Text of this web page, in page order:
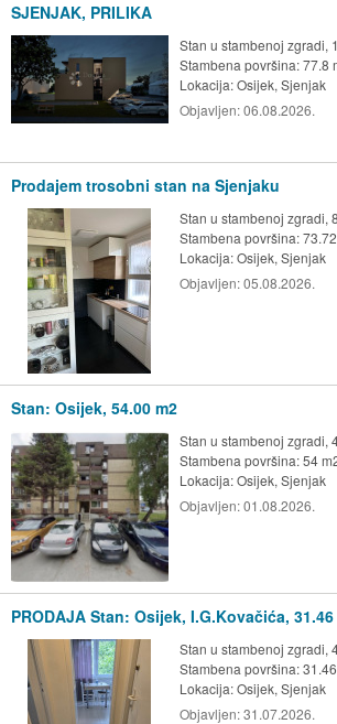
SJENJAK, PRILIKA
Stan u stambenoj zgradi,
Stambena površina: 77.8
Lokacija:Osijek, Sjenjak
Objavljen:06.08.2026.
Prodajem trosobni stan na Sjenjaku
Stan u stambenoj zgradi,
Stambena površina:
Lokacija:Osijek, Sjenjak
Objavljen:05.08.2026.
Stan: Osijek, 54.00 m2
Stan u stambenoj zgradi,
Stambena površina: 54
Lokacija:Osijek, Sjenjak
Objavljen:01.08.2026.
PRODAJA Stan: Osijek, I.G.Kovačića, 31.46
Stan u stambenoj zgradi,
Stambena površina:
Lokacija:Osijek, Sjenjak
Objavljen:31.07.2026.